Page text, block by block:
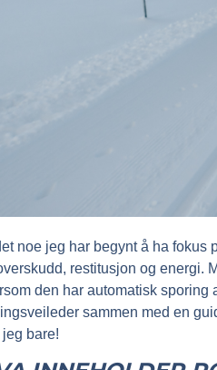
noe jeg har begynt å ha fokus
restitusjon og energi.
den har automatisk
sammen med en
bare!